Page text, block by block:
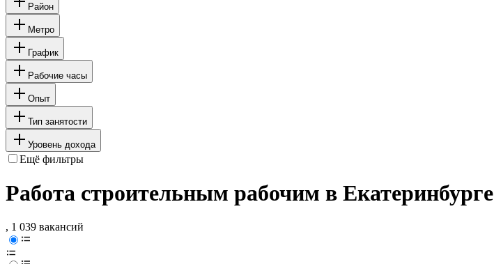
Район
Метро
График
Рабочие часы
Опыт
Тип занятости
Уровень дохода
Ещё фильтры
Работа строительным рабочим в Екатеринбурге
, 1 039 вакансий